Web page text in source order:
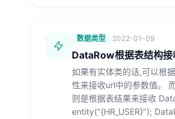
数据类型 ·2022-01-09
DataRow根据表结构接
如果有实体类的话,可以根
性来接收url中的参数值。
则是根据表结果来接收
entity("{HR_USER}");